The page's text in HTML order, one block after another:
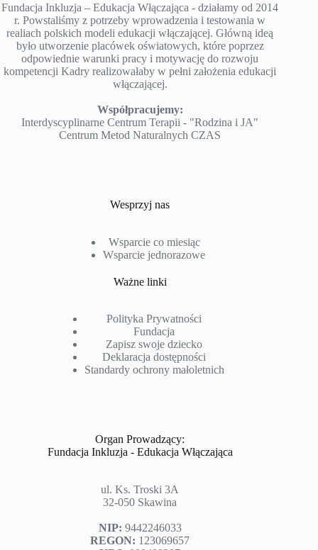
Fundacja Inkluzja – Edukacja Włączająca - działamy od 2014
r. Powstaliśmy z potrzeby wprowadzenia i testowania w
realiach polskich modeli edukacji włączającej. Główną ideą
było utworzenie placówek oświatowych, które poprzez
odpowiednie warunki pracy i motywację do rozwoju
kompetencji Kadry realizowałaby w pełni założenia edukacji
włączającej.
Współpracujemy:
Interdyscyplinarne Centrum Terapii - "Rodzina i JA"
Centrum Metod Naturalnych CZAS
Wesprzyj nas
Wsparcie co miesiąc
Wsparcie jednorazowe
Ważne linki
Polityka Prywatności
Fundacja
Zapisz swoje dziecko
Deklaracja dostępności
Standardy ochrony małoletnich
Organ Prowadzący:
Fundacja Inkluzja - Edukacja Włączająca
ul. Ks. Troski 3A
32-050 Skawina
NIP: 9442246033
REGON: 123069657